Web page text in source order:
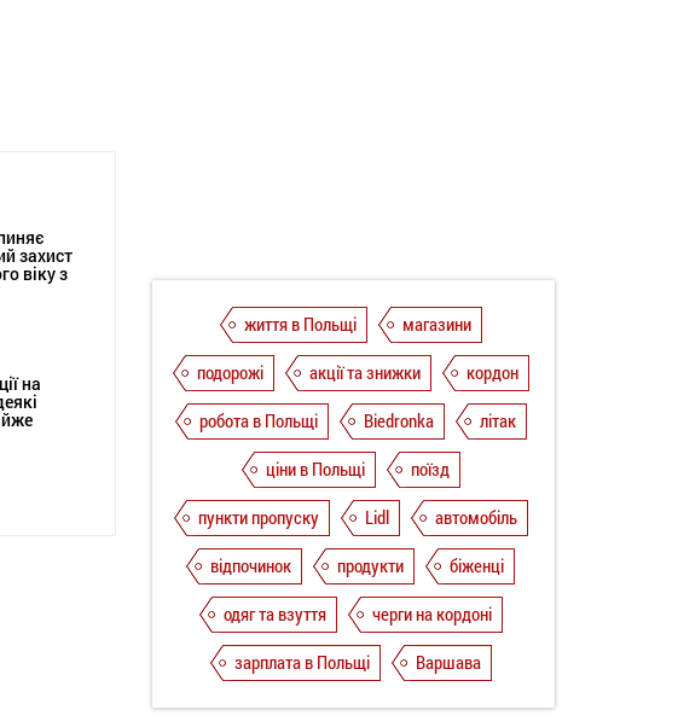
захист
віку з
на
життя в Польщі
магазини
подорожі
акції та знижки
кордон
робота в Польщі
Biedronka
літак
ціни в Польщі
поїзд
пункти пропуску
Lidl
автомобіль
відпочинок
продукти
біженці
одяг та взуття
черги на кордоні
зарплата в Польщі
Варшава